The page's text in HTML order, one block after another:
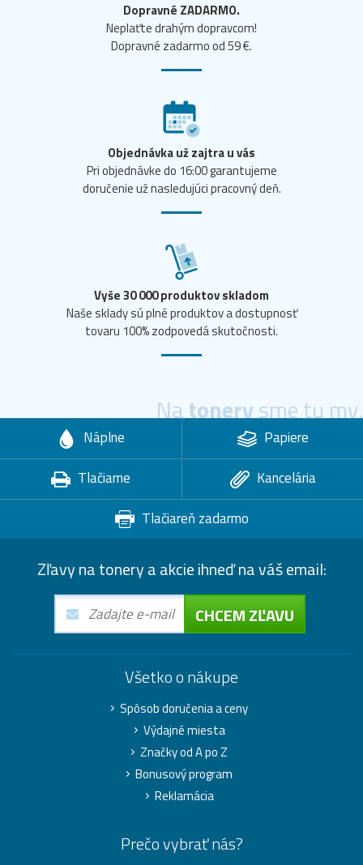
Dopravné ZADARMO.
Neplaťte drahým dopravcom!
Dopravné zadarmo od 59 €.
Objednávka už zajtra u vás
Pri objednávke do 16:00 garantujeme
doručenie už nasledujúci pracovný deň.
Vyše 30 000 produktov skladom
Naše sklady sú plné produktov a dostupnosť
tovaru 100% zodpovedá skutočnosti.
Natonerysme tu my.
Náplne
Papiere
Tlačiarne
Kancelária
Tlačiareň zadarmo
Zľavy na tonery a akcie ihneď na váš email:
CHCEM ZĽAVU
Všetko o nákupe
Spôsob doručenia a ceny
Výdajné miesta
Značky od A po Z
Bonusový program
Reklamácia
Prečo vybrať nás?